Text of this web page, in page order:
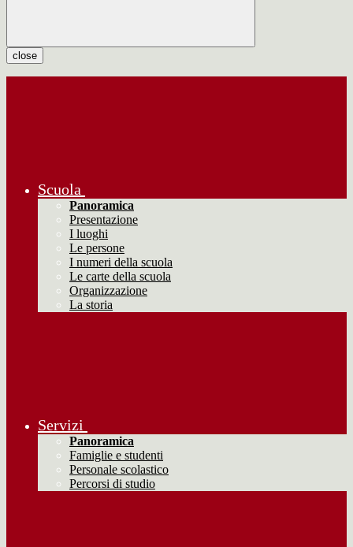
close
Scuola
Panoramica
Presentazione
I luoghi
Le persone
I numeri della scuola
Le carte della scuola
Organizzazione
La storia
Servizi
Panoramica
Famiglie e studenti
Personale scolastico
Percorsi di studio